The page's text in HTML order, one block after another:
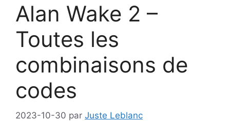
Alan Wake 2 –
Toutes les
combinaisons de
codes
2023-10-30 par Juste Leblanc